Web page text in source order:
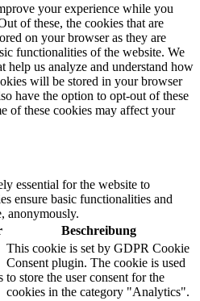
your experience while you
of these, the cookies that are
on your browser as they are
functionalities of the website. We
help us analyze and understand how
will be stored in your browser
have the option to opt-out of these
of these cookies may affect your
essential for the website to
ensure basic functionalities and
anonymously.
Beschreibung
This cookie is set by GDPR Cookie
Consent plugin. The cookie is used
to store the user consent for the
cookies in the category "Analytics".